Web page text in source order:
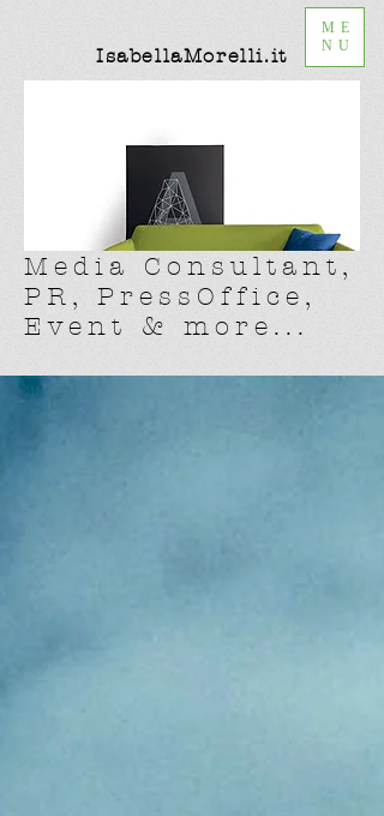
Media Consultant,
PR, PressOffice,
Event & more...
IsabellaMorelli.it
ME
NU